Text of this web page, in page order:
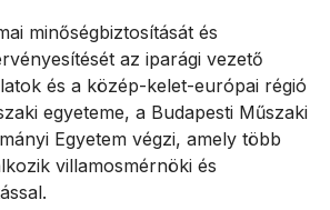
minőségbiztosítását és
az iparági vezető
és a közép-kelet-európai régió
egyeteme, a Budapesti Műszaki
Egyetem végzi, amely több
villamosmérnöki és